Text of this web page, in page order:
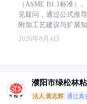
（ASME B1.1标准）
见疑问，通过公式推
附加工艺建议与扩展知
2026年8月4日
濮阳市绿松林
法人:黄志辉 通过真